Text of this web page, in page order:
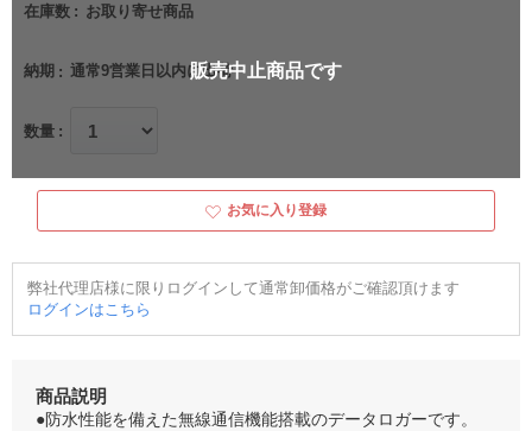
在庫数 お取り寄せ商品
納期 通常9営業日以内に出荷
数量
販売中止商品です
お気に入り登録
弊社代理店様に限りログインして通常卸価格がご確認頂けます
ログインはこちら
商品説明
●防水性能を備えた無線通信機能搭載のデータロガーです。